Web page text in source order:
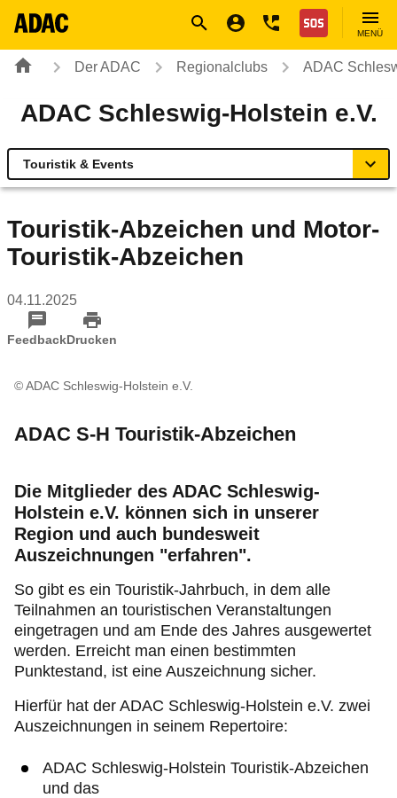
Nothilfe
MENÜ
Der ADAC Regionalclubs ADAC
ADAC Schleswig-Holstein e.V.
Touristik & Events
Geschäftsstellen & Reisebüros
Touristik & Events
Ihr ADAC Schleswig-Holstein
Touristik-Abzeichen und Motor-
Touristik-Abzeichen
04.11.2025
FeedbackDrucken
© ADAC Schleswig-Holstein e.V.
ADAC S-H Touristik-Abzeichen
Die Mitglieder des ADAC Schleswig-
Holstein e.V. können sich in unserer
Region und auch bundesweit
Auszeichnungen "erfahren".
So gibt es ein Touristik-Jahrbuch, in dem alle
Teilnahmen an touristischen Veranstaltungen
eingetragen und am Ende des Jahres ausgewertet
werden. Erreicht man einen bestimmten
Punktestand, ist eine Auszeichnung sicher.
Hierfür hat der ADAC Schleswig-Holstein e.V. zwei
Auszeichnungen in seinem Repertoire:
ADAC Schleswig-Holstein Touristik-Abzeichen
und das